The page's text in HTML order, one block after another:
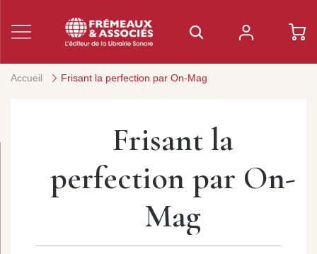
Accueil Frisant la perfection par On-Mag
Frisant la
perfection par On-
Mag